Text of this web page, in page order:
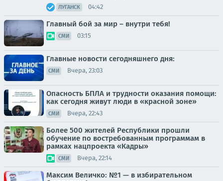
ЛУГАНСК 04:42
Главный бой за мир – внутри тебя!
СМИ 03:15
Главные новости сегодняшнего дня:
СМИ Вчера, 23:03
Опасность БПЛА и трудности оказания помощи:
как сегодня живут люди в «красной зоне»
СМИ Вчера, 22:43
Более 500 жителей Республики прошли
обучение по востребованным программам в
рамках нацпроекта «Кадры»
СМИ Вчера, 22:14
Максим Величко: №1 — в избирательном